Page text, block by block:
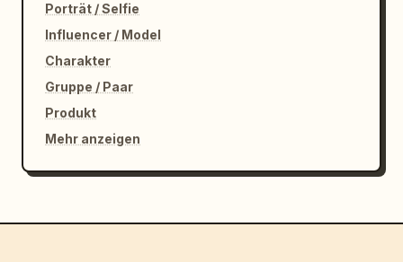
Porträt / Selfie
Influencer / Model
Charakter
Gruppe / Paar
Produkt
Mehr anzeigen